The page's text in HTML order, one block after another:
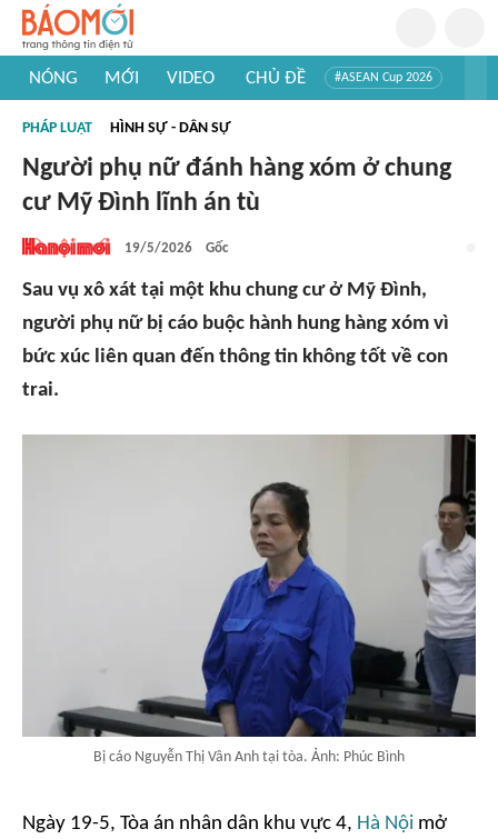
NÓNG MỚI VIDEO CHỦ ĐỀ #ASEAN Cup 2026
#Khám phá thế giới
PHÁP LUẬT HÌNH SỰ - DÂN SỰ
Người phụ nữ đánh hàng xóm ở chung
cư Mỹ Đình lĩnh án tù
19/5/2026 Gốc
Sau vụ xô xát tại một khu chung cư ở Mỹ Đình,
người phụ nữ bị cáo buộc hành hung hàng xóm vì
bức xúc liên quan đến thông tin không tốt về con
trai.
Bị cáo Nguyễn Thị Vân Anh tại tòa. Ảnh: Phúc Bình
Ngày 19-5, Tòa án nhân dân khu vực 4, Hà Nội mở